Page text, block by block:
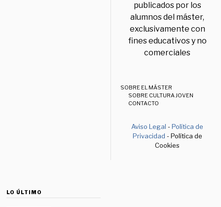
publicados por los
alumnos del máster,
exclusivamente con
fines educativos y no
comerciales
SOBRE EL MÁSTER
SOBRE CULTURA JOVEN
CONTACTO
Aviso Legal -Política de
Privacidad - Política de
Cookies
LO ÚLTIMO